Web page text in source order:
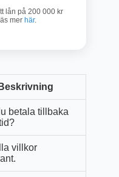
lån på 200 000 kr
merhär.
Beskrivning
betala tillbaka
villkor